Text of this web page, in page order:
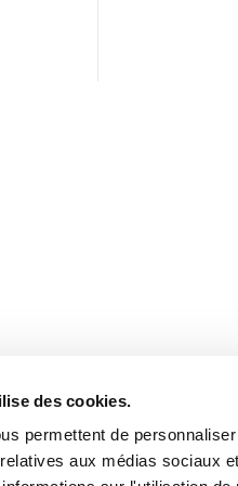
des cookies.
permettent de
aux médias sociaux